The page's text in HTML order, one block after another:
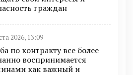
граждан
2026, 13:09
по контракту все более
воспринимается
как важный и